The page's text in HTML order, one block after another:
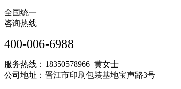
全国统一
咨询热线
400-006-6988
服务热线：18350578966 黄女士
公司地址：晋江市印刷包装基地宝声路3号